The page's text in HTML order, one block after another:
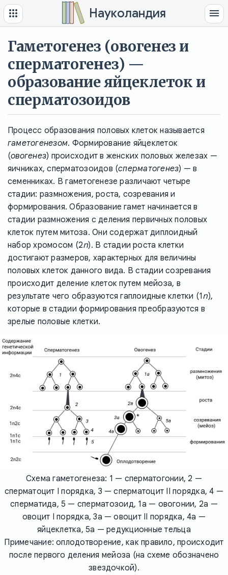
Науколандия
Гаметогенез (овогенез и
сперматогенез) —
образование яйцеклеток и
сперматозоидов
Процесс образования половых клеток называется
гаметогенезом. Формирование яйцеклеток
(овогенез) происходит в женских половых железах —
яичниках, сперматозоидов (сперматогенез) — в
семенниках. В гаметогенезе различают четыре
стадии: размножения, роста, созревания и
формирования. Образование гамет начинается в
стадии размножения с деления первичных половых
клеток путем митоза. Они содержат диплоидный
набор хромосом (2n). В стадии роста клетки
достигают размеров, характерных для величины
половых клеток данного вида. В стадии созревания
происходит деление клеток путем мейоза, в
результате чего образуются гаплоидные клетки (1n),
которые в стадии формирования преобразуются в
зрелые половые клетки.
Схема гаметогенеза: 1 — сперматогонии, 2 —
сперматоцит I порядка, 3 — сперматоцит II порядка, 4 —
сперматида, 5 — сперматозоид, 1a — овогонии, 2a —
овоцит I порядка, 3a — овоцит II порядка, 4a —
яйцеклетка, 5a — редукционные тельца
Примечание: оплодотворение, как правило, происходит
после первого деления мейоза (на схеме обозначено
звездочкой).